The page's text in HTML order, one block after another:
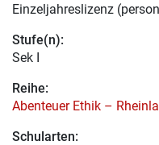
Einzeljahreslizenz
Stufe(n):
Sek I
Reihe:
Abenteuer Ethik –
Schularten: